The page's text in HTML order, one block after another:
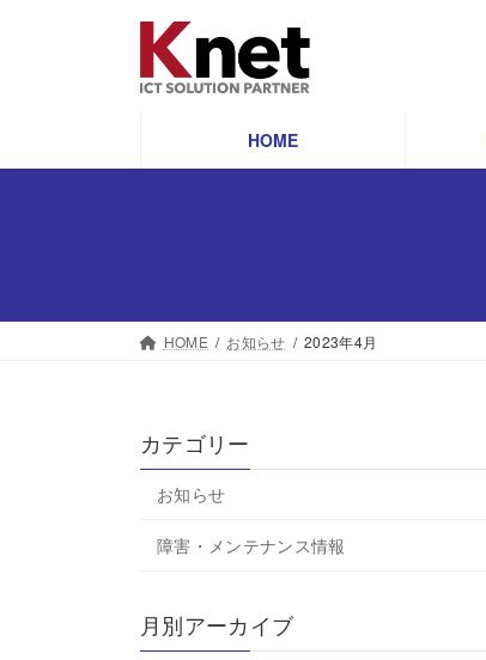
へ
ョ
HOME
HOME お知らせ 2023年4月
カテゴリー
お知らせ
障害・メンテナンス情報
月別アーカイブ